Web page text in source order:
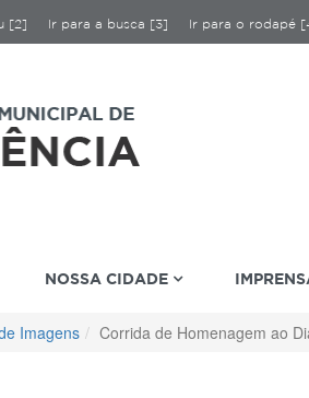
[2] Ir para a busca [3] Ir para o rodapé
NOSSA CIDADE
Imagens Corrida de Homenagem ao